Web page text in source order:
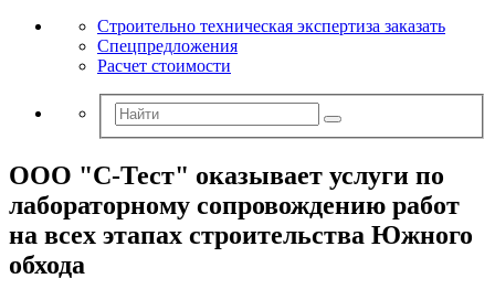
Строительно техническая экспертиза заказать
Спецпредложения
Расчет стоимости
ООО "С-Тест" оказывает услуги по
лабораторному сопровождению работ
на всех этапах строительства Южного
обхода